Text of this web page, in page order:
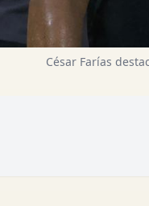
César Farías